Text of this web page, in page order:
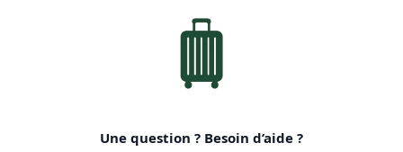
Une question ? Besoin d’aide ?